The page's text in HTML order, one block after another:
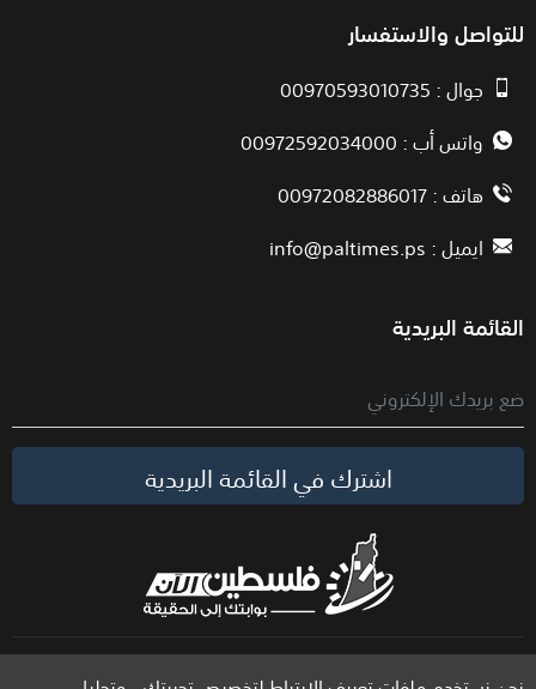
للتواصل والاستفسار
جوال : 00970593010735
واتس أب : 00972592034000
هاتف : 00972082886017
ايميل :info@paltimes.ps
القائمة البريدية
اشترك في القائمة البريدية